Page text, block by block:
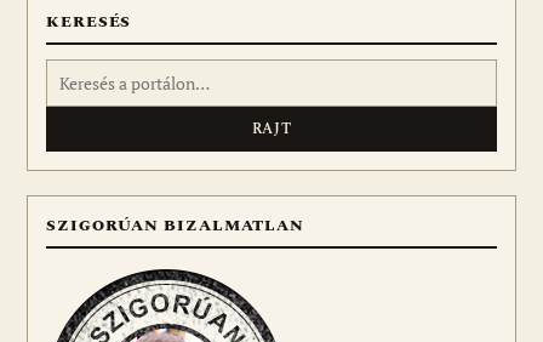
KERESÉS
Keresés:
SZIGORÚAN BIZALMATLAN